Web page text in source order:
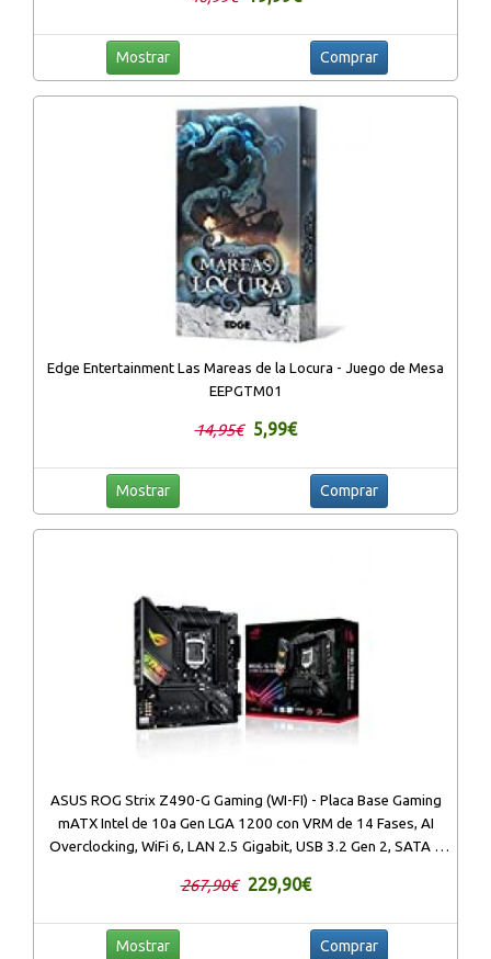
Mostrar Comprar
Edge Entertainment Las Mareas de la Locura - Juego de Mesa
EEPGTM01
14,95€ 5,99€
Mostrar Comprar
ASUS ROG Strix Z490-G Gaming (WI-FI) - Placa Base Gaming
mATX Intel de 10a Gen LGA 1200 con VRM de 14 Fases, AI
Overclocking, WiFi 6, LAN 2.5 Gigabit, USB 3.2 Gen 2, SATA e
267,90€ 229,90€
Mostrar Comprar